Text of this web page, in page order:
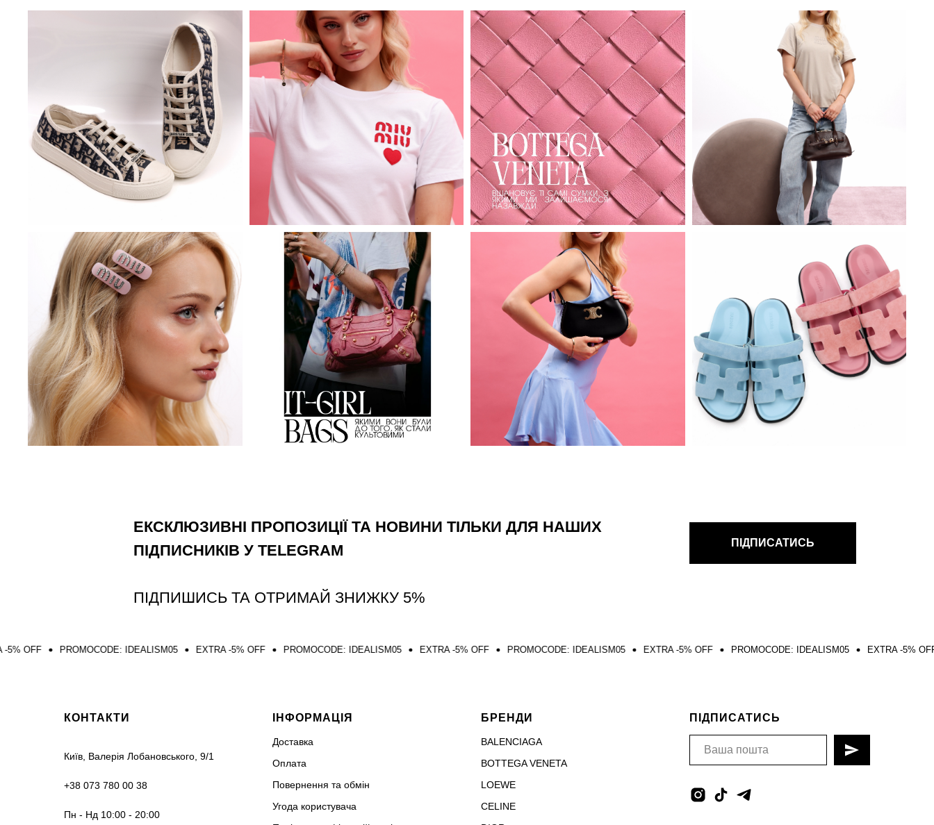
ЕКСКЛЮЗИВНІ ПРОПОЗИЦІЇ ТА НОВИНИ ТІЛЬКИ ДЛЯ НАШИХ
ПІДПИСНИКІВ У TELEGRAM
ПІДПИШИСЬ ТА ОТРИМАЙ ЗНИЖКУ 5%
ПІДПИСАТИСЬ
PROMOCODE: IDEALISM05 EXTRA -5% OFF PROMOCODE: IDEALISM05 EXTRA -5% OFF PROMOCODE: IDEALISM05 EXTRA -5% OFF PROMOCODE: IDEALISM05 EXTRA -5% OFF
КОНТАКТИ
Київ, Валерія Лобановського, 9/1
+38 073 780 00 38
Пн - Нд 10:00 - 20:00
ІНФОРМАЦІЯ
Доставка
Оплата
Повернення та обмін
Угода користувача
БРЕНДИ
BALENCIAGA
BOTTEGA VENETA
LOEWE
CELINE
ПІДПИСАТИСЬ